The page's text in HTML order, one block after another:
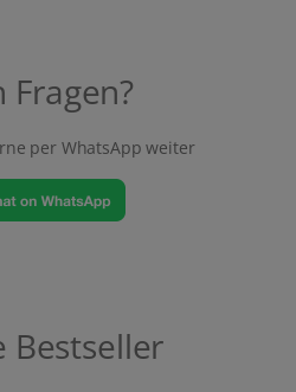
Fragen?
per WhatsApp weiter
Bestseller